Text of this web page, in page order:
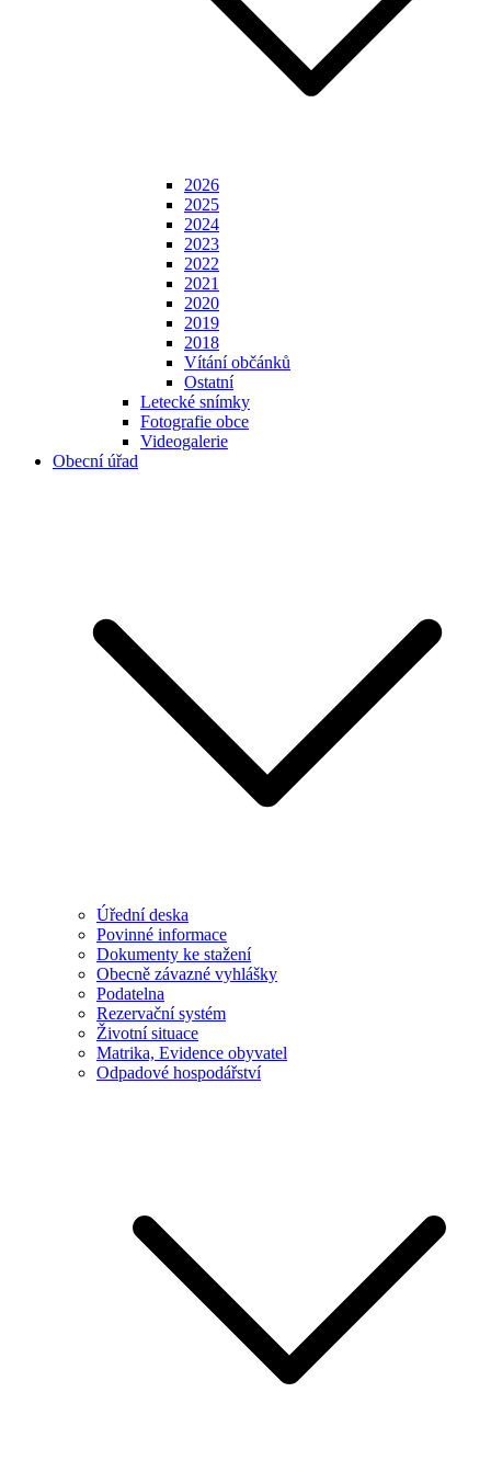
2026
2025
2024
2023
2022
2021
2020
2019
2018
Vítání občánků
Ostatní
Letecké snímky
Fotografie obce
Videogalerie
Obecní úřad
Úřední deska
Povinné informace
Dokumenty ke stažení
Obecně závazné vyhlášky
Podatelna
Rezervační systém
Životní situace
Matrika, Evidence obyvatel
Odpadové hospodářství